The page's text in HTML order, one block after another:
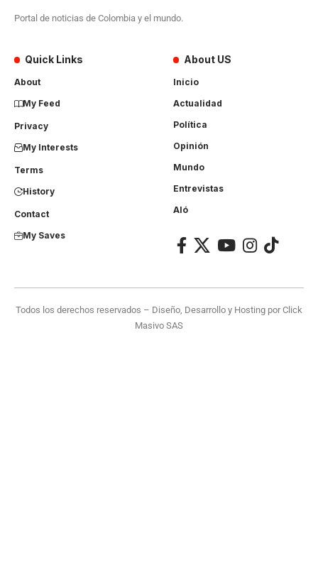
Portal de noticias de Colombia y el mundo.
Quick Links
About
My Feed
Privacy
My Interests
Terms
History
Contact
My Saves
About US
Inicio
Actualidad
Política
Opinión
Mundo
Entrevistas
Aló
Todos los derechos reservados – Diseño, Desarrollo y Hosting porClick
Masivo SAS